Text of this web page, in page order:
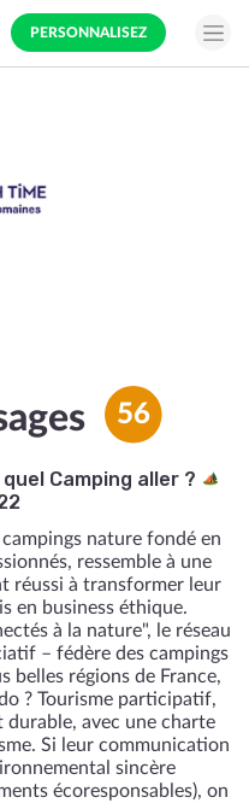
PERSONNALISEZ
56
quel Camping aller ?
nature fondé en
ressemble à une
réussi à transformer leur
en business éthique.
à la nature", le réseau
– fédère des campings
belles régions de France,
? Tourisme participatif,
avec une charte
Si leur communication
sincère
écoresponsables), on